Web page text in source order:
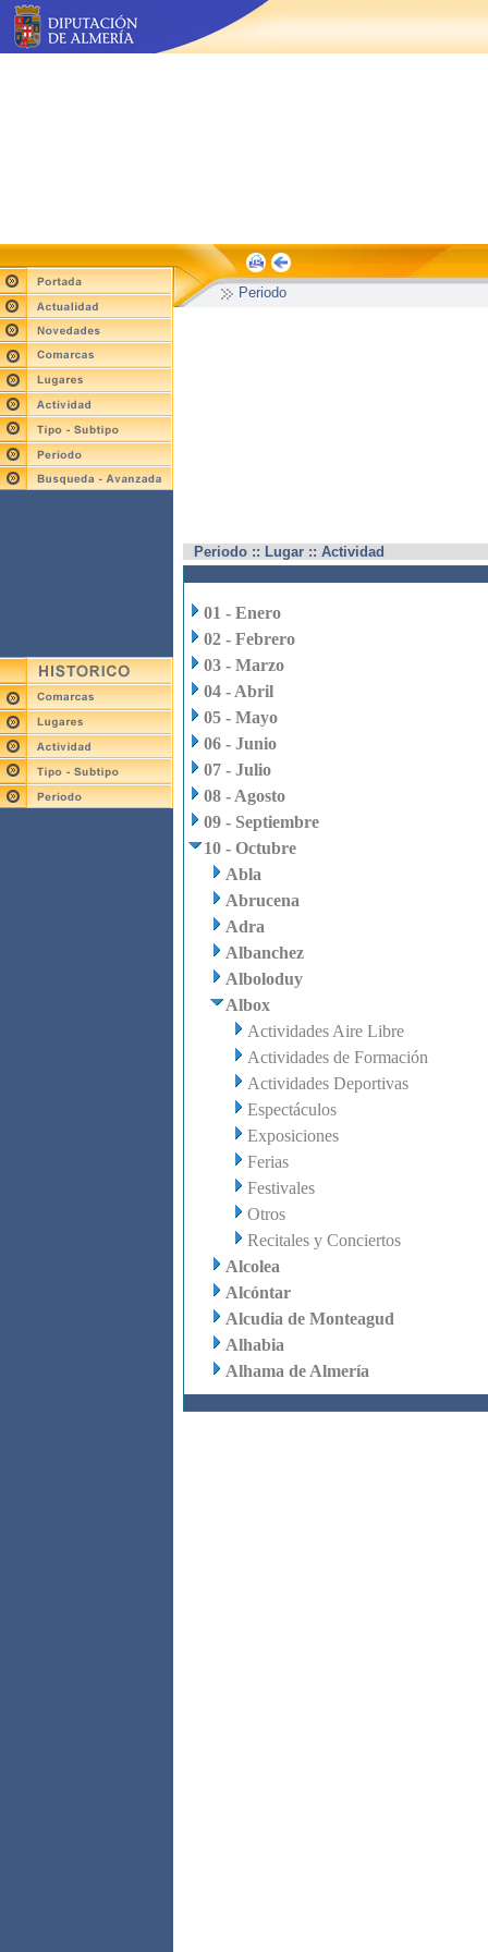
Periodo
Periodo :: Lugar :: Actividad
01 - Enero
02 - Febrero
03 - Marzo
04 - Abril
05 - Mayo
06 - Junio
07 - Julio
08 - Agosto
09 - Septiembre
10 - Octubre
Abla
Abrucena
Adra
Albanchez
Alboloduy
Albox
Actividades Aire Libre
Actividades de Formación
Actividades Deportivas
Espectáculos
Exposiciones
Ferias
Festivales
Otros
Recitales y Conciertos
Alcolea
Alcóntar
Alcudia de Monteagud
Alhabia
Alhama de Almería